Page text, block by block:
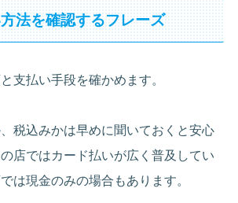
法を確認するフレーズ
支払い手段を確かめます。
税込みかは早めに聞いておくと安心
店ではカード払いが広く普及してい
は現金のみの場合もあります。